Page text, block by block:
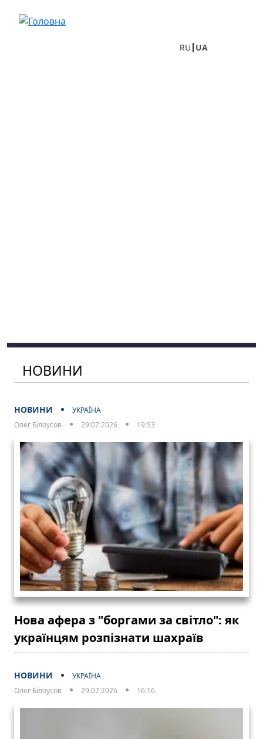
RU UA
НОВИНИ
НОВИНИ
УКРАЇНА
Олег Білоусов
29:07:2026 19:53
Нова афера з "боргами за світло": як
українцям розпізнати шахраїв
НОВИНИ
УКРАЇНА
Олег Білоусов
29:07:2026 16:16